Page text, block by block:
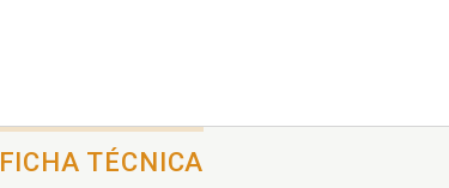
FICHA TÉCNICA